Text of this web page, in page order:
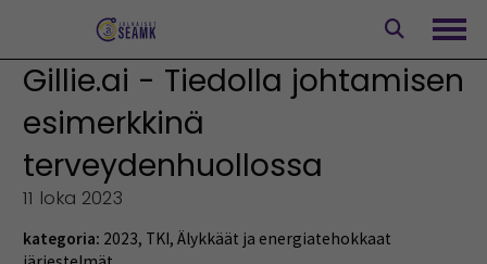
Gillie.ai - Tiedolla johtamisen
esimerkkinä
terveydenhuollossa
11 loka 2023
kategoria: 2023, TKI, Älykkäät ja energiatehokkaat